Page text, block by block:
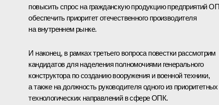
повысить спрос на гражданскую продукцию предприятий
обеспечить приоритет отечественного производителя
на внутреннем рынке.
И наконец, в рамках третьего вопроса повестки рассмотрим
кандидатов для наделения полномочиями генерального
конструктора по созданию вооружения и военной техники,
а также на должность руководителя одного из приоритетных
технологических направлений в сфере ОПК.